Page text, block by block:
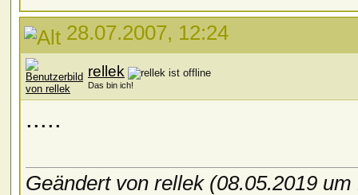
28.07.2007, 12:24
rellek
Das bin ich!
.....
Geändert von rellek (08.05.2019 um